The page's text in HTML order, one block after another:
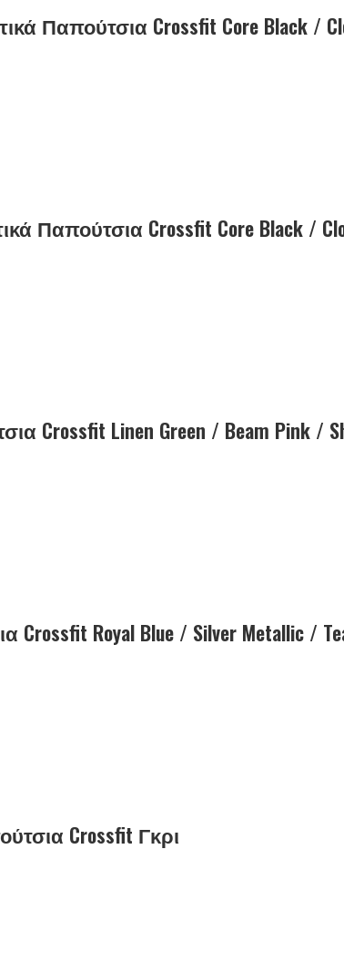
Παπούτσια Crossfit Core Black /
Παπούτσια Crossfit Core Black /
Crossfit Linen Green / Beam Pink /
Royal Blue / Silver Metallic /
Crossfit Γκρι